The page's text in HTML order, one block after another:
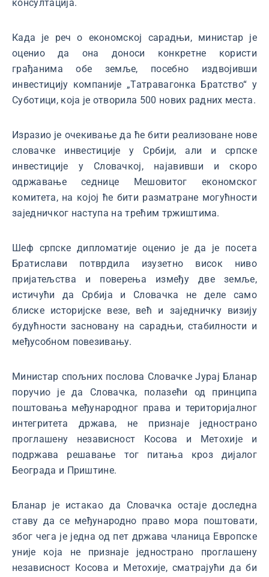
консултација.
Када је реч о економској сарадњи, министар је
оценио да она доноси конкретне користи
грађанима обе земље, посебно издвојивши
инвестицију компаније „Татравагонка Братство“ у
Суботици, која је отворила 500 нових радних места.
Изразио је очекивање да ће бити реализоване нове
словачке инвестиције у Србији, али и српске
инвестиције у Словачкој, најавивши и скоро
одржавање седнице Мешовитог економског
комитета, на којој ће бити разматране могућности
заједничког наступа на трећим тржиштима.
Шеф српске дипломатије оценио је да је посета
Братислави потврдила изузетно висок ниво
пријатељства и поверења између две земље,
истичући да Србија и Словачка не деле само
блиске историјске везе, већ и заједничку визију
будућности засновану на сарадњи, стабилности и
међусобном повезивању.
Министар спољних послова Словачке Јурај Бланар
поручио је да Словачка, полазећи од принципа
поштовања међународног права и територијалног
интегритета држава, не признаје једнострано
проглашену независност Косова и Метохије и
подржава решавање тог питања кроз дијалог
Београда и Приштине.
Бланар је истакао да Словачка остаје доследна
ставу да се међународно право мора поштовати,
због чега је једна од пет држава чланица Европске
уније која не признаје једнострано проглашену
независност Косова и Метохије, сматрајући да би